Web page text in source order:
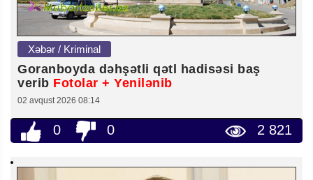
Xəbər / Kriminal
Goranboyda dəhşətli qətl hadisəsi baş
verib Fotolar + Yenilənib
02 avqust 2026 08:14
0 0 2 821